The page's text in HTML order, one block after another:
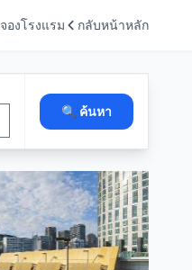
จองโรงแรม กลับหน้าหลัก
🔍 ค้นหา